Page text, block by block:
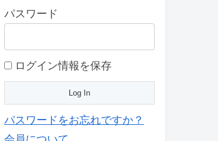
パスワード
ログイン情報を保存
パスワードをお忘れですか？